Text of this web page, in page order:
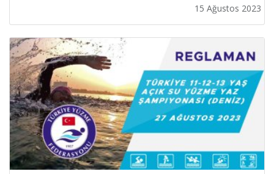
15 Ağustos 2023